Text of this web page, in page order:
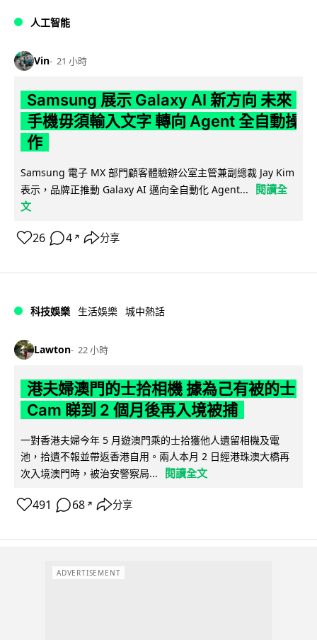
人工智能
Vin 21 小時
Samsung 展示 Galaxy AI 新方向 未來
手機毋須輸入文字 轉向 Agent 全自動操
作
Samsung 電子 MX 部門顧客體驗辦公室主管兼副總裁 Jay Kim
表示，品牌正推動 Galaxy AI 邁向全自動化 Agent...
閱讀全
文
26 4 ↗ 分享
科技娛樂 生活娛樂 城中熱話
Lawton 22 小時
港夫婦澳門的士拾相機 據為己有被的士
Cam 睇到 2 個月後再入境被捕
一對香港夫婦今年 5 月遊澳門乘的士拾獲他人遺留相機及電
池，拾遺不報並帶返香港自用。兩人本月 2 日經港珠澳大橋再
次入境澳門時，被治安警察局...
閱讀全文
491 68 ↗ 分享
ADVERTISEMENT